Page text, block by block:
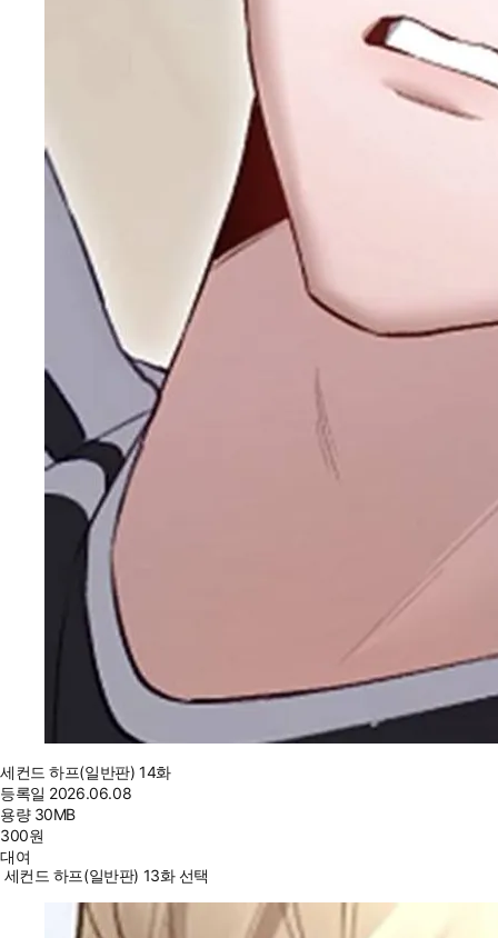
세컨드 하프(일반판) 14화
등록일 2026.06.08
용량 30MB
300원
대여
세컨드 하프(일반판) 13화 선택